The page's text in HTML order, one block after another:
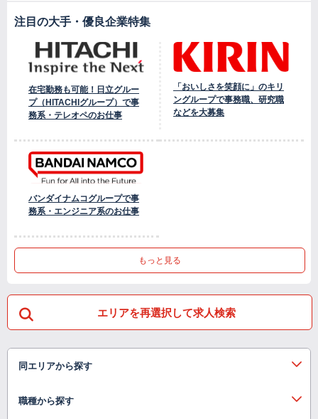
注目の大手・優良企業特集
在宅勤務も可能！日立グルー
プ（HITACHIグループ）で事
務系・テレオペのお仕事
「おいしさを笑顔に」のキリ
ングループで事務職、研究職
などを大募集
バンダイナムコグループで事
務系・エンジニア系のお仕事
もっと見る
エリアを再選択して求人検索
同エリアから探す
職種から探す